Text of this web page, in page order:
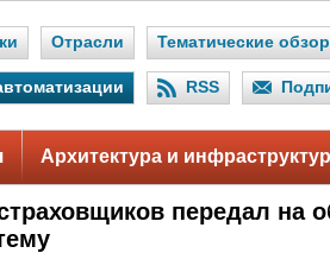
Отрасли Тематические
RSS
Архитектура и
передал на